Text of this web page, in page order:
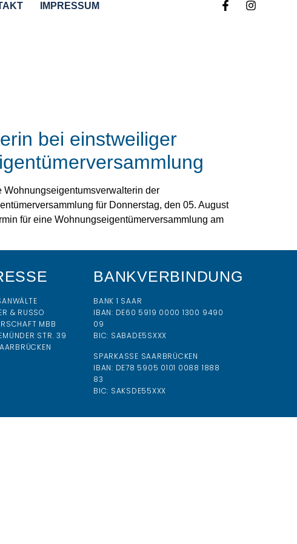
IMPRESSUM
bei einstweiliger
Wohnungseigentumsverwalterin der
für Donnerstag, den 05. August
für eine Wohnungseigentümerversammlung am
& RUSSO
MBB
STR. 39
BANKVERBINDUNG
BANK 1 SAAR
IBAN: DE60 5919 0000 1300 9490
09
BIC: SABADE5SXXX
SPARKASSE SAARBRÜCKEN
IBAN: DE78 5905 0101 0088 1888
83
BIC: SAKSDE55XXX